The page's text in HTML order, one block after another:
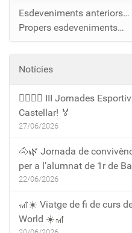
Esdeveniments anteriors…
Propers esdeveniments…
Notícies
🏃‍♀️🏃‍♂️ III Jornades
Castellar! 🏅
27/06/2026
🐴🌿 Jornada de
per a l’alumnat de 1r de
22/06/2026
🎢☀️ Viatge de fi de curs
World ☀️🎢